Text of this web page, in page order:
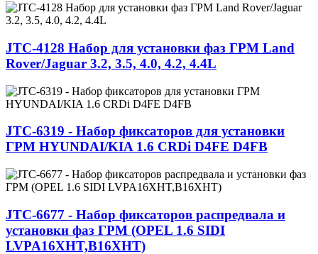
JTC-4128 Набор для установки фаз ГРМ Land
Rover/Jaguar 3.2, 3.5, 4.0, 4.2, 4.4L
JTC-6319 - Набор фиксаторов для установки
ГРМ HYUNDAI/KIA 1.6 CRDi D4FE D4FB
JTC-6677 - Набор фиксаторов распредвала и
установки фаз ГРМ (OPEL 1.6 SIDI
LVPA16XHT,B16XHT)